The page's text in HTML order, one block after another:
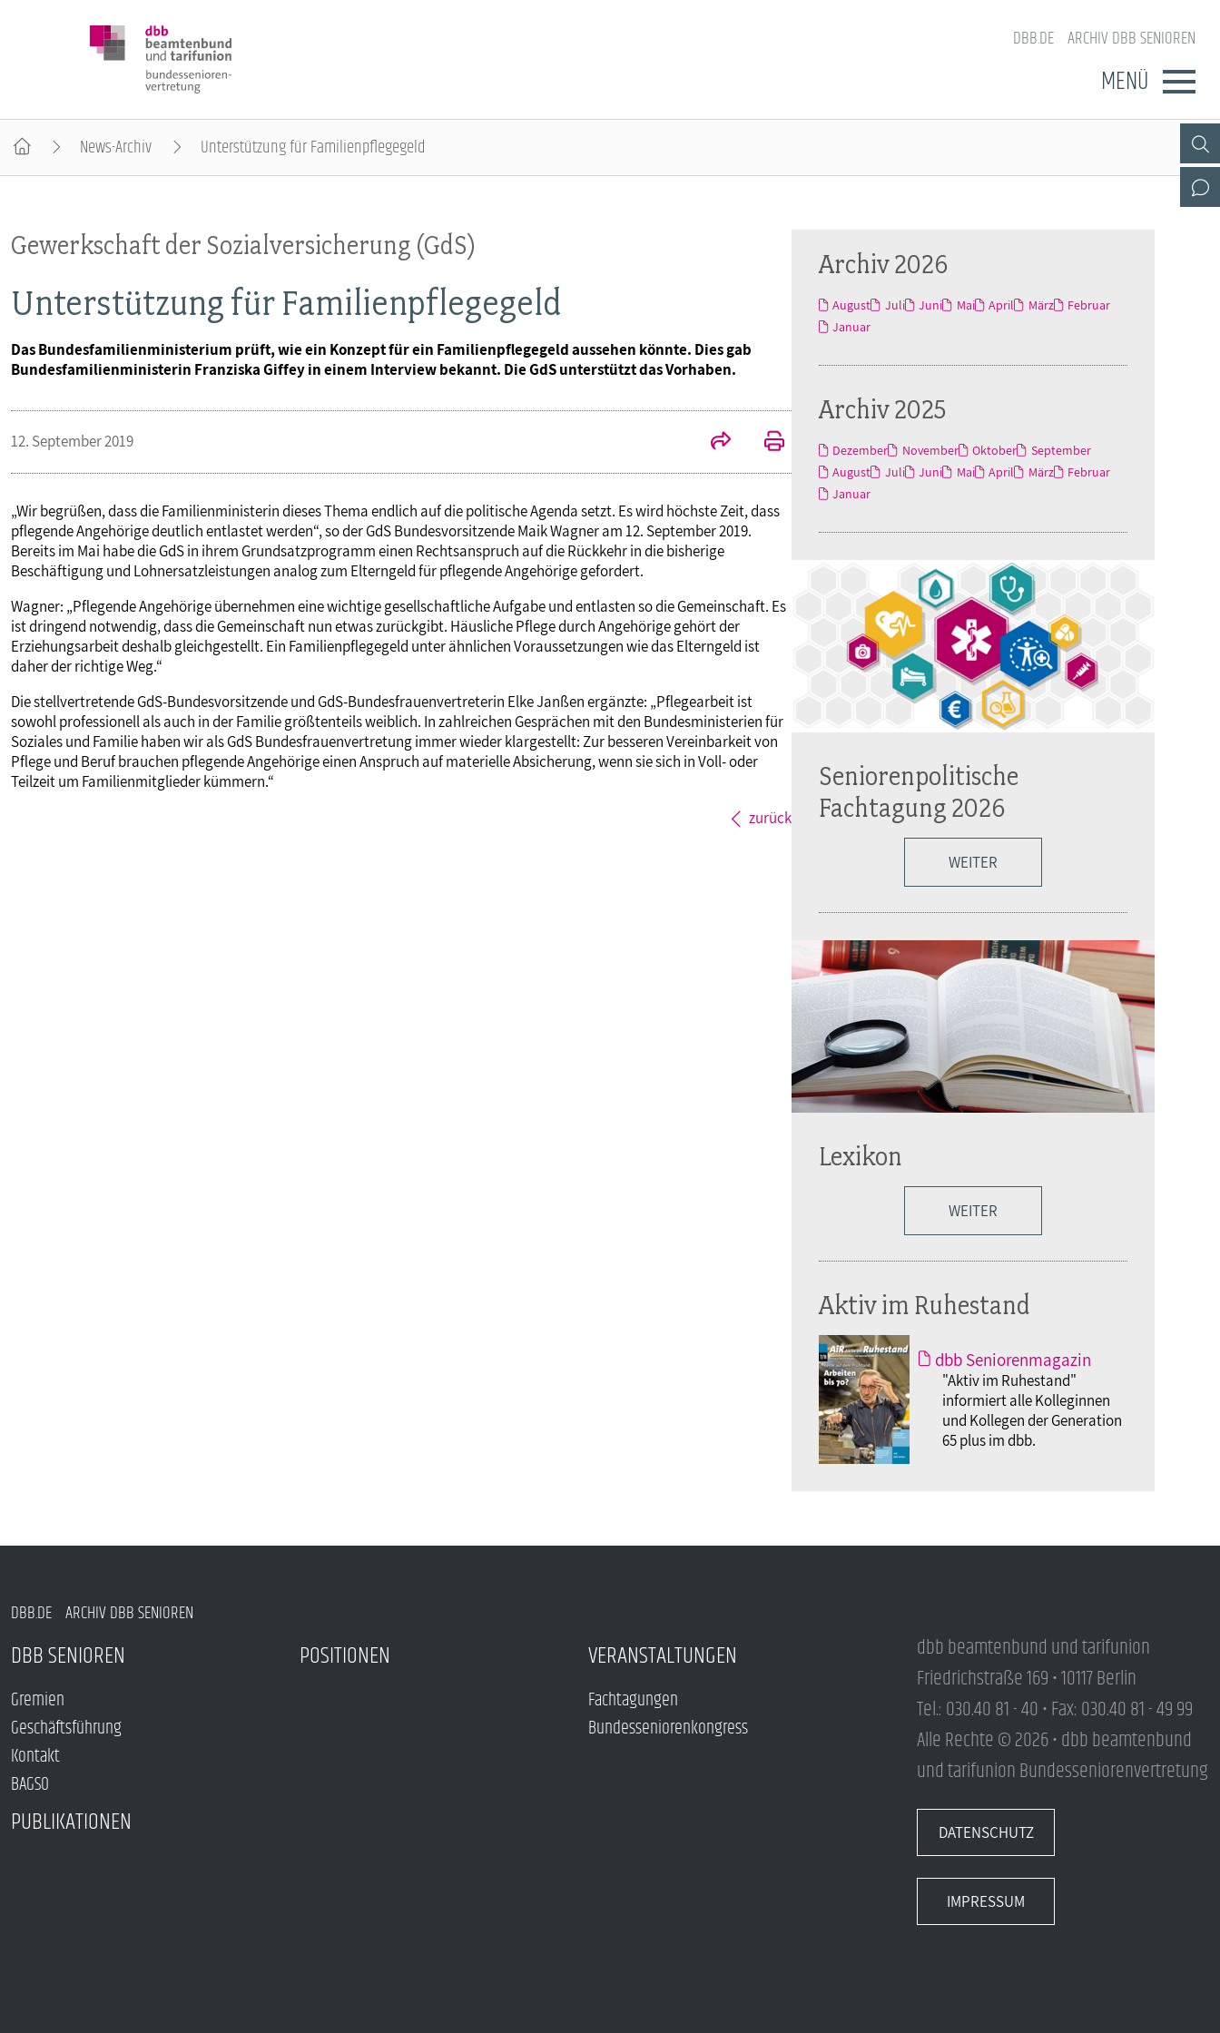
DBB.DE ARCHIV DBB SENIOREN
MENÜ
Gremien
Geschäftsführung
Kontakt
POSITIONEN
VERANSTALTUNGEN
Fachtagungen
Bundesseniorenkongress
PUBLIKATIONEN
News-Archiv Unterstützung für Familienpflegegeld
Gewerkschaft der Sozialversicherung (GdS)
Unterstützung für Familienpflegegeld
Das Bundesfamilienministerium prüft, wie ein Konzept für ein Familienpflegegeld aussehen könnte. Dies gab
Bundesfamilienministerin Franziska Giffey in einem Interview bekannt. Die GdS unterstützt das Vorhaben.
12. September 2019
„Wir begrüßen, dass die Familienministerin dieses Thema endlich auf die politische Agenda setzt. Es wird höchste Zeit, dass
pflegende Angehörige deutlich entlastet werden“, so der GdS Bundesvorsitzende Maik Wagner am 12. September 2019.
Bereits im Mai habe die GdS in ihrem Grundsatzprogramm einen Rechtsanspruch auf die Rückkehr in die bisherige
Beschäftigung und Lohnersatzleistungen analog zum Elterngeld für pflegende Angehörige gefordert.
Wagner: „Pflegende Angehörige übernehmen eine wichtige gesellschaftliche Aufgabe und entlasten so die Gemeinschaft. Es
ist dringend notwendig, dass die Gemeinschaft nun etwas zurückgibt. Häusliche Pflege durch Angehörige gehört der
Erziehungsarbeit deshalb gleichgestellt. Ein Familienpflegegeld unter ähnlichen Voraussetzungen wie das Elterngeld ist
daher der richtige Weg.“
Die stellvertretende GdS-Bundesvorsitzende und GdS-Bundesfrauenvertreterin Elke Janßen ergänzte: „Pflegearbeit ist
sowohl professionell als auch in der Familie größtenteils weiblich. In zahlreichen Gesprächen mit den Bundesministerien für
Soziales und Familie haben wir als GdS Bundesfrauenvertretung immer wieder klargestellt: Zur besseren Vereinbarkeit von
Pflege und Beruf brauchen pflegende Angehörige einen Anspruch auf materielle Absicherung, wenn sie sich in Voll- oder
Teilzeit um Familienmitglieder kümmern.“
zurück
Archiv 2026
August Juli Juni Mai April März
Februar
Januar
Archiv 2025
Dezember November Oktober
September
August
Juli Juni Mai April März
Februar
Januar
Seniorenpolitische
Fachtagung 2026
WEITER
Lexikon
WEITER
Aktiv im Ruhestand
dbb Seniorenmagazin
"Aktiv im Ruhestand"
informiert alle Kolleginnen
und Kollegen der Generation
65 plus im dbb.
DBB.DE ARCHIV DBB SENIOREN
DBB SENIOREN
Gremien
Geschäftsführung
Kontakt
BAGSO
POSITIONEN VERANSTALTUNGEN
Fachtagungen
Bundesseniorenkongress
PUBLIKATIONEN
dbb beamtenbund und tarifunion
Friedrichstraße 169 • 10117 Berlin
Tel.: 030.40 81 - 40 • Fax: 030.40 81 - 49 99
Alle Rechte © 2026 • dbb beamtenbund
und tarifunion Bundesseniorenvertretung
DATENSCHUTZ
IMPRESSUM